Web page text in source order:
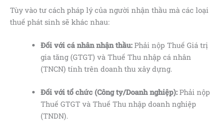
Tùy vào tư cách pháp lý của người nhận thầu mà các loại
thuế phát sinh sẽ khác nhau:
Đối với cá nhân nhận thầu:Phải nộp Thuế Giá trị
gia tăng (GTGT) và Thuế Thu nhập cá nhân
(TNCN) tính trên doanh thu xây dựng.
Đối với tổ chức (Công ty/Doanh nghiệp):Phải nộp
Thuế GTGT và Thuế Thu nhập doanh nghiệp
(TNDN).